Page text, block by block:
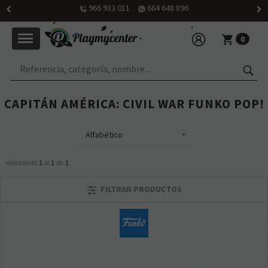
966 933 011 664 648 896
0
CAPITÁN AMÉRICA: CIVIL WAR FUNKO POP!
mostrando 1 al 1 de 1
FILTRAR PRODUCTOS